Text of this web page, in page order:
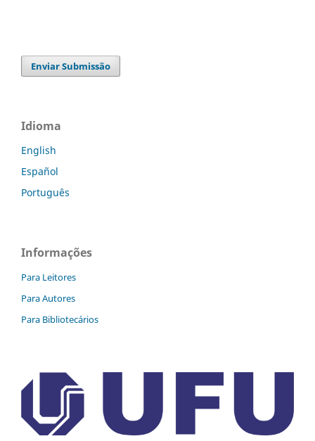
Enviar Submissão
Idioma
English
Español
Português
Informações
Para Leitores
Para Autores
Para Bibliotecários